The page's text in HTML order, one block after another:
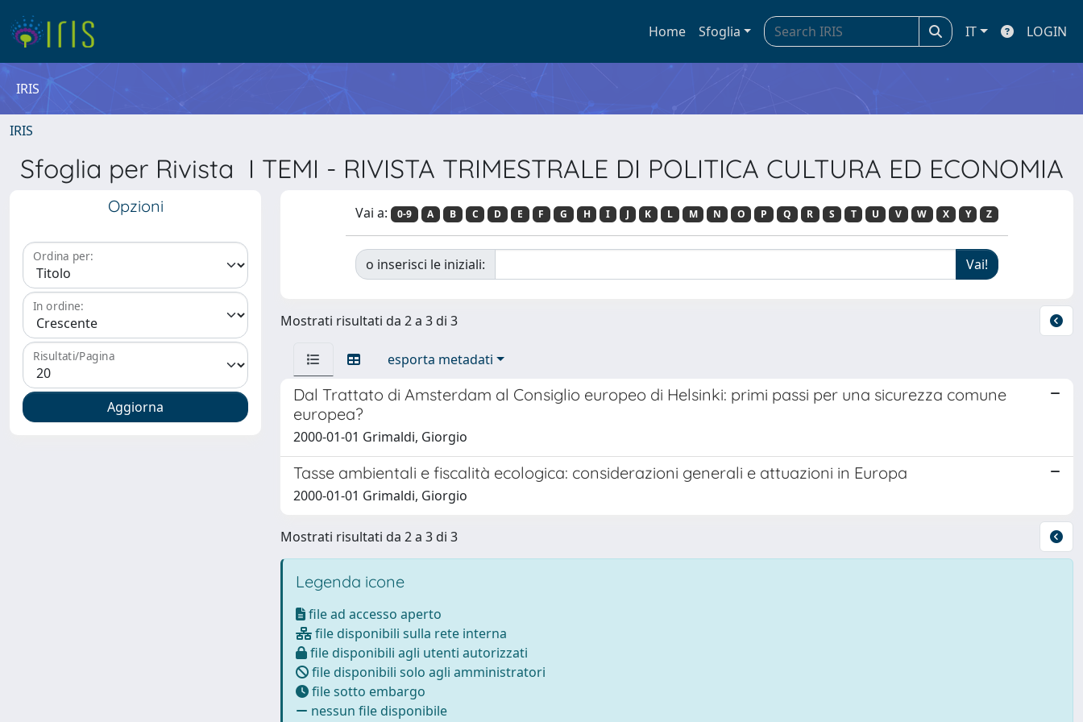
Home Sfoglia IT LOGIN
IRIS
IRIS
Sfoglia per Rivista I TEMI - RIVISTA TRIMESTRALE DI POLITICA CULTURA ED ECONOMIA
Opzioni
Ordina per:
In ordine:
Risultati/Pagina
Vai a: 0-9 A B C D E F G H I J K L M N O P Q R S T U V W X Y Z
o inserisci le iniziali:
Mostrati risultati da 2 a 3 di 3
esporta metadati
Dal Trattato di Amsterdam al Consiglio europeo di Helsinki: primi passi per una sicurezza comune
europea?
2000-01-01 Grimaldi, Giorgio
Tasse ambientali e fiscalità ecologica: considerazioni generali e attuazioni in Europa
2000-01-01 Grimaldi, Giorgio
Mostrati risultati da 2 a 3 di 3
Legenda icone
file ad accesso aperto
file disponibili sulla rete interna
file disponibili agli utenti autorizzati
file disponibili solo agli amministratori
file sotto embargo
nessun file disponibile